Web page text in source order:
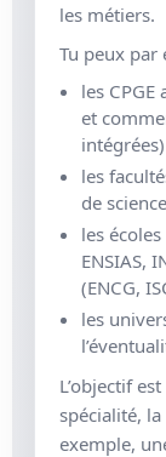
les métiers.
Tu peux par
les
et
les
de
les
ENSIAS,
(ENCG,
les
L’objectif
spécialité,
exemple,